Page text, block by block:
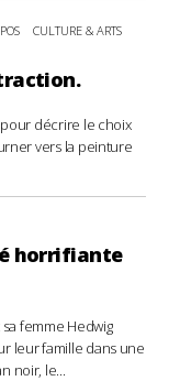
CULTURE & ARTS
pour décrire le choix
vers la peinture
horrifiante
femme Hedwig
leur famille dans une
noir, le...